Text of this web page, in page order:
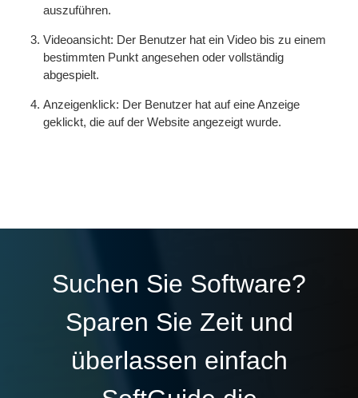
auszuführen.
Videoansicht: Der Benutzer hat ein Video bis zu einem
bestimmten Punkt angesehen oder vollständig
abgespielt.
Anzeigenklick: Der Benutzer hat auf eine Anzeige
geklickt, die auf der Website angezeigt wurde.
Suchen Sie Software?
Sparen Sie Zeit und
überlassen einfach